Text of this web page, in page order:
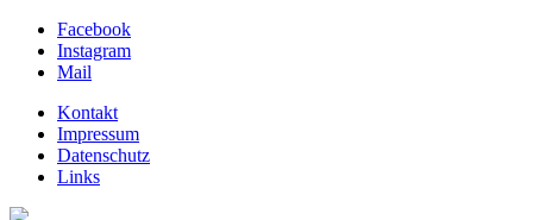
Facebook
Instagram
Mail
Kontakt
Impressum
Datenschutz
Links